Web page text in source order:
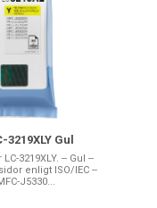
Gul
3219XLY. -- Gul --
enligt ISO/IEC --
J5330...